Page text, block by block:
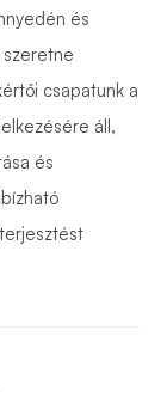
és
szeretne
csapatunk a
áll,
és